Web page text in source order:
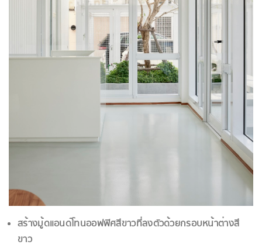
สร้างมู้ดแอนด์โทนออฟฟิศสีขาวที่ลงตัวด้วยกรอบหน้าต่างสี
ขาว